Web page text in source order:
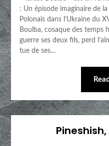
: Un épisode imaginaire de
Polonais dans l’Ukraine du
Boulba, cosaque des temps
guerre ses deux fils, perd
tue de ses…